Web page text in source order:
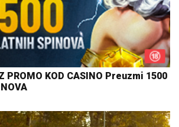
PROMO KOD CASINO Preuzmi 1500